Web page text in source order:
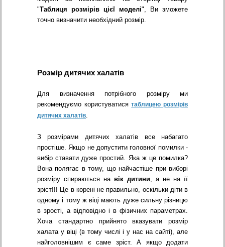
"Таблиця розмірів цієї моделі", Ви зможете
точно визначити необхідний розмір.
Розмір дитячих халатів
Для визначення потрібного розміру ми
рекомендуємо користуватисятаблицею розмірів
дитячих халатів.
З розмірами дитячих халатів все набагато
простіше. Якщо не допустити головної помилки -
вибір ставати дуже простий. Яка ж це помилка?
Вона полягає в тому, що найчастіше при виборі
розміру спираються на вік дитини, а не на її
зріст!!! Це в корені не правильно, оскільки діти в
одному і тому ж віці мають дуже сильну різницю
в зрості, а відповідно і в фізичних параметрах.
Хоча стандартно прийнято вказувати розмір
халата у віці (в тому числі і у нас на сайті), але
найголовнішим є саме зріст. А якщо додати